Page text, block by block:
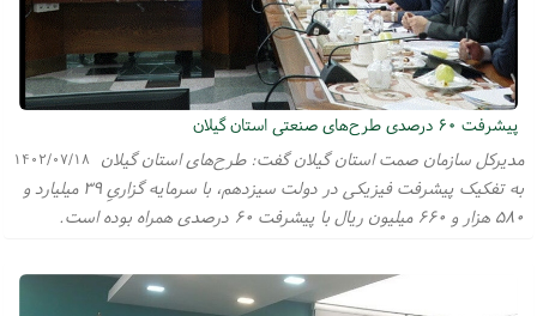
پیشرفت ۶۰ درصدی طرح‌های صنعتی استان گیلان
۱۴۰۲/۰۷/۱۸
مدیرکل سازمان صمت استان گیلان گفت: طرح‌های استان گیلان
به تفکیک پیشرفت فیزیکی در دولت سیزدهم، با سرمایه گزاریِ ۳۹ میلیارد و
۵۸۰ هزار و ۶۶۰ میلیون ریال با پیشرفت ۶۰ درصدی همراه بوده است.